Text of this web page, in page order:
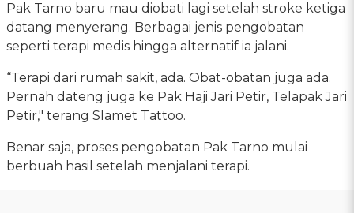
Pak Tarno baru mau diobati lagi setelah stroke ketiga
datang menyerang. Berbagai jenis pengobatan
seperti terapi medis hingga alternatif ia jalani.
“Terapi dari rumah sakit, ada. Obat-obatan juga ada.
Pernah dateng juga ke Pak Haji Jari Petir, Telapak Jari
Petir," terang Slamet Tattoo.
Benar saja, proses pengobatan Pak Tarno mulai
berbuah hasil setelah menjalani terapi.